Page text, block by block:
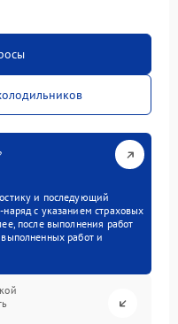
и последующий
с указанием страховых
после выполнения работ
работ и